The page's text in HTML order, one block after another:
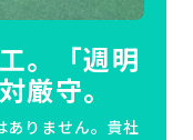
。「週明
厳守。
ありません。貴社